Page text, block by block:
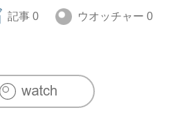
記事 0 ウオッチャー 0